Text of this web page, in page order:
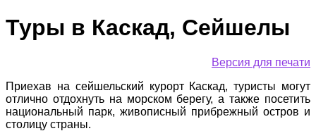
Туры в Каскад, Сейшелы
Версия для печати
Приехав на сейшельский курорт Каскад, туристы могут
отлично отдохнуть на морском берегу, а также посетить
национальный парк, живописный прибрежный остров и
столицу страны.